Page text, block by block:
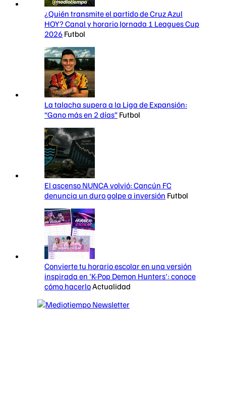
¿Quién transmite el partido de Cruz Azul
HOY? Canal y horario Jornada 1 Leagues Cup
2026 Futbol
La talacha supera a la Liga de Expansión:
“Gano más en 2 días” Futbol
El ascenso NUNCA volvió: Cancún FC
denuncia un duro golpe a inversión Futbol
Convierte tu horario escolar en una versión
inspirada en 'K-Pop Demon Hunters': conoce
cómo hacerloActualidad